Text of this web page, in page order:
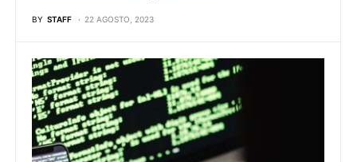
BY STAFF 22 AGOSTO, 2023